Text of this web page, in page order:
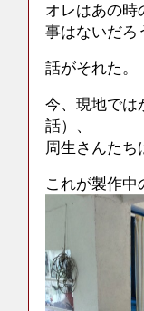
オレはあの時
事はないだろ
話がそれた。
今、現地では
話）、
周生さんたち
これが製作中